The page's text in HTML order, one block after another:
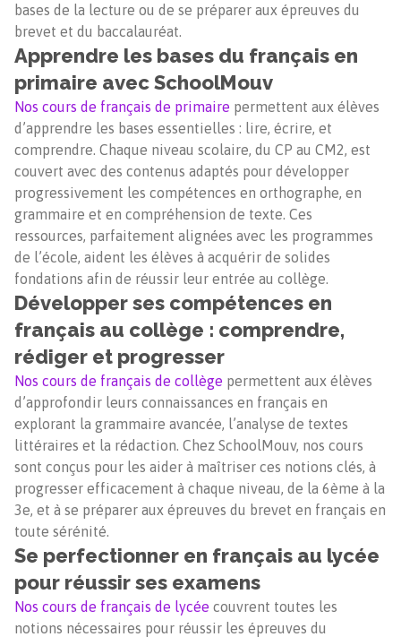
bases de la lecture ou de se préparer aux épreuves du
brevet et du baccalauréat.
Apprendre les bases du français en
primaire avec SchoolMouv
Nos cours de français de primaire permettent aux élèves
d’apprendre les bases essentielles : lire, écrire, et
comprendre. Chaque niveau scolaire, du CP au CM2, est
couvert avec des contenus adaptés pour développer
progressivement les compétences en orthographe, en
grammaire et en compréhension de texte. Ces
ressources, parfaitement alignées avec les programmes
de l’école, aident les élèves à acquérir de solides
fondations afin de réussir leur entrée au collège.
Développer ses compétences en
français au collège : comprendre,
rédiger et progresser
Nos cours de français de collège permettent aux élèves
d’approfondir leurs connaissances en français en
explorant la grammaire avancée, l’analyse de textes
littéraires et la rédaction. Chez SchoolMouv, nos cours
sont conçus pour les aider à maîtriser ces notions clés, à
progresser efficacement à chaque niveau, de la 6ème à la
3e, et à se préparer aux épreuves du brevet en français en
toute sérénité.
Se perfectionner en français au lycée
pour réussir ses examens
Nos cours de français de lycée couvrent toutes les
notions nécessaires pour réussir les épreuves du